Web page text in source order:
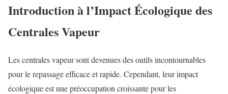
Introduction à l’Impact Écologique des
Centrales Vapeur
Les centrales vapeur sont devenues des outils incontournables
pour le repassage efficace et rapide. Cependant, leur impact
écologique est une préoccupation croissante pour les